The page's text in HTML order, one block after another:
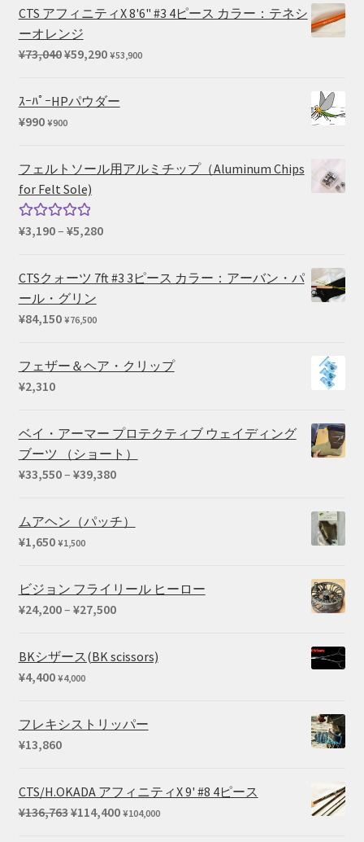
CTS アフィニティX 8'6" #3 4ピース カラー：テネシ
ーオレンジ
¥73,040元
価
で
し
た。
¥59,290現
の
¥59,290
¥53,900
ｽｰﾊﾟｰHPパウダー
¥990 ¥900
フェルトソール用アルミチップ（Aluminum Chips
for Felt Sole)
5段階中
¥3,190– ¥5,280価
帯:
CTSクォーツ 7ft #3 3ピース カラー：アーバン・パ
ール・グリン
¥84,150 ¥76,500
フェザー＆ヘア・クリップ
¥2,310
ベイ・アーマー プロテクティブ ウェイディング
ブーツ （ショート）
¥33,550– ¥39,380価
帯:
¥33,550
ムアヘン（パッチ）
¥1,650 ¥1,500
ビジョン フライリール ヒーロー
¥24,200– ¥27,500価
帯:
¥24,200
BKシザース(BK scissors)
¥4,400 ¥4,000
フレキシストリッパー
¥13,860
CTS/H.OKADA アフィニティX 9' #8 4ピース
¥136,763元
¥114,400現
¥104,000